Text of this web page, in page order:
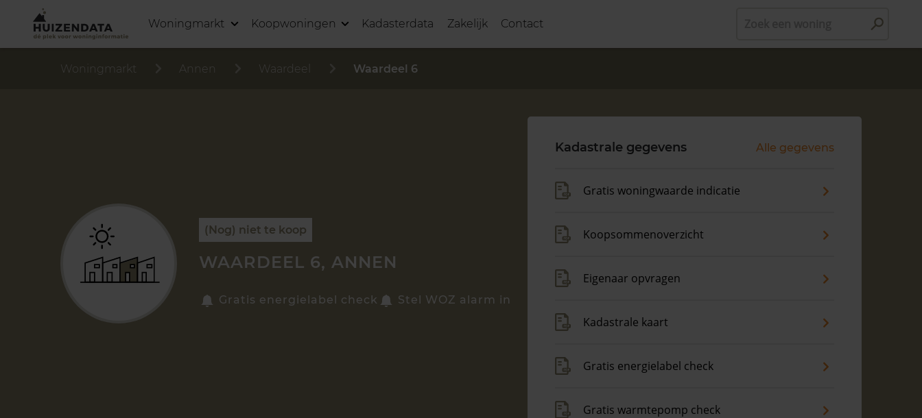
Woningmarkt Koopwoningen Kadasterdata Zakelijk Contact
Woningmarkt Annen Waardeel Waardeel 6
(Nog) niet te koop
WAARDEEL 6, ANNEN
Gratis energielabel check Stel WOZ alarm in
Kadastrale gegevens Alle gegevens
Gratis woningwaarde indicatie
Koopsommenoverzicht
Eigenaar opvragen
Kadastrale kaart
Gratis energielabel check
Gratis warmtepomp check